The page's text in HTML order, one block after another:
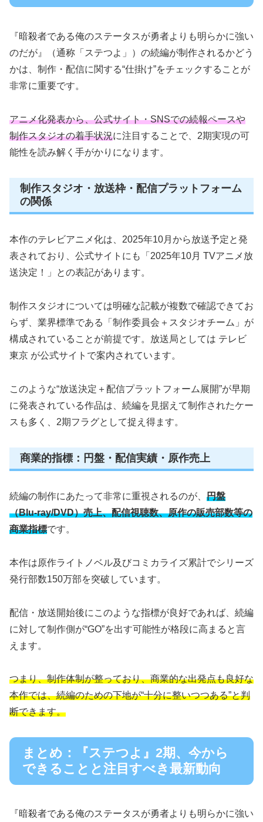
『暗殺者である俺のステータスが勇者よりも明らかに強い
のだが』（通称「ステつよ」）の続編が制作されるかどう
かは、制作・配信に関する“仕掛け”をチェックすることが
非常に重要です。
アニメ化発表から、公式サイト・SNSでの続報ペースや
制作スタジオの着手状況に注目することで、2期実現の可
能性を読み解く手がかりになります。
制作スタジオ・放送枠・配信プラットフォーム
の関係
本作のテレビアニメ化は、2025年10月から放送予定と発
表されており、公式サイトにも「2025年10月 TVアニメ放
送決定！」との表記があります。
制作スタジオについては明確な記載が複数で確認できてお
らず、業界標準である「制作委員会＋スタジオチーム」が
構成されていることが前提です。放送局としては テレビ
東京 が公式サイトで案内されています。
このような“放送決定＋配信プラットフォーム展開”が早期
に発表されている作品は、続編を見据えて制作されたケー
スも多く、2期フラグとして捉え得ます。
商業的指標：円盤・配信実績・原作売上
続編の制作にあたって非常に重視されるのが、 円盤
（Blu‑ray/DVD）売上、配信視聴数、原作の販売部数等の
商業指標です。
本作は原作ライトノベル及びコミカライズ累計でシリーズ
発行部数150万部を突破しています。
配信・放送開始後にこのような指標が良好であれば、続編
に対して制作側が“GO”を出す可能性が格段に高まると言
えます。
つまり、制作体制が整っており、商業的な出発点も良好な
本作では、続編のための下地が“十分に整いつつある”と判
断できます。
まとめ：『ステつよ』2期、今から
できることと注目すべき最新動向
『暗殺者である俺のステータスが勇者よりも明らかに強い